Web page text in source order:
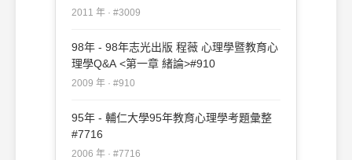
2011 年 · #3009
98年 - 98年志光出版 程薇 心理學暨教育心
理學Q&A <第一章 緒論>#910
2009 年 · #910
95年 - 輔仁大學95年教育心理學考題彙整
#7716
2006 年 · #7716